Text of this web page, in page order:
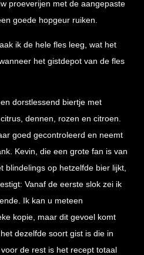
proeverijen met de aangepaste
goede hopgeur ruiken.
ik de hele fles leeg, wat het
het gistdepot van de fles
dorstlessend biertje met
dennen, rozen en citroen.
goed gecontroleerd en neemt
Kevin, die een grote fan is van
blindelings op hetzelfde bier lijkt,
Vanaf de eerste slok zei ik
Ik kan u meteen
kopie, maar dit gevoel komt
dezelfde soort gist is die in
de rest is het recept totaal